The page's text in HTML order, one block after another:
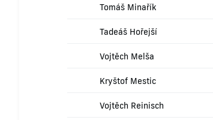
Tomáš Minařík
Tadeáš Hořejší
Vojtěch Melša
Kryštof Mestic
Vojtěch Reinisch